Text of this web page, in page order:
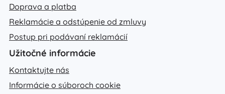
Doprava a platba
Reklamácie a odstúpenie od zmluvy
Postup pri podávaní reklamácií
Užitočné informácie
Kontaktujte nás
Informácie o súboroch cookie